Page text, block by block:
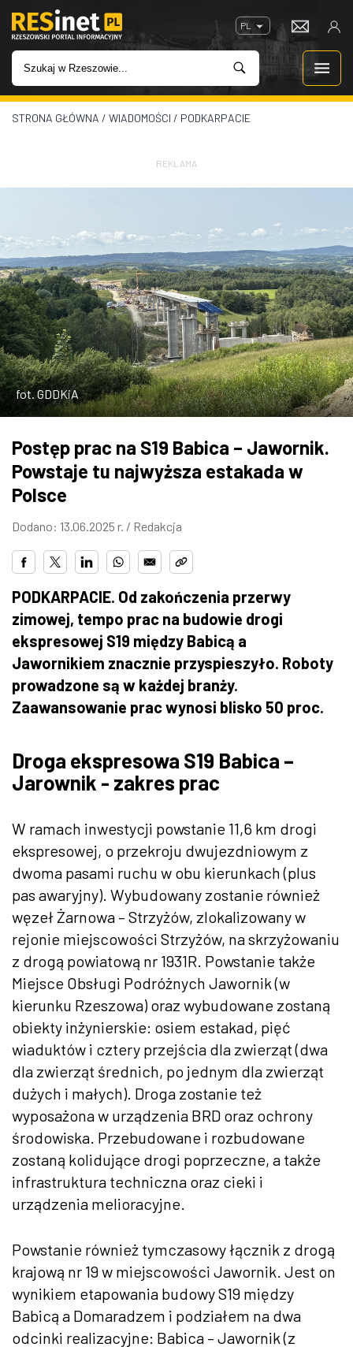
PL
WIADOMOŚCI
ROZRYWKA
W KINACH
GASTRONOMIA
ZDJĘCIA
W RZESZOWIE
STRONA GŁÓWNA / WIADOMOŚCI / PODKARPACIE
REKLAMA
fot. GDDKiA
Postęp prac na S19 Babica – Jawornik.
Powstaje tu najwyższa estakada w
Polsce
Dodano: 13.06.2025 r. / Redakcja
PODKARPACIE. Od zakończenia przerwy
zimowej, tempo prac na budowie drogi
ekspresowej S19 między Babicą a
Jawornikiem znacznie przyspieszyło. Roboty
prowadzone są w każdej branży.
Zaawansowanie prac wynosi blisko 50 proc.
Droga ekspresowa S19 Babica –
Jarownik - zakres prac
W ramach inwestycji powstanie 11,6 km drogi
ekspresowej, o przekroju dwujezdniowym z
dwoma pasami ruchu w obu kierunkach (plus
pas awaryjny). Wybudowany zostanie również
węzeł Żarnowa – Strzyżów, zlokalizowany w
rejonie miejscowości Strzyżów, na skrzyżowaniu
z drogą powiatową nr 1931R. Powstanie także
Miejsce Obsługi Podróżnych Jawornik (w
kierunku Rzeszowa) oraz wybudowane zostaną
obiekty inżynierskie: osiem estakad, pięć
wiaduktów i cztery przejścia dla zwierząt (dwa
dla zwierząt średnich, po jednym dla zwierząt
dużych i małych). Droga zostanie też
wyposażona w urządzenia BRD oraz ochrony
środowiska. Przebudowane i rozbudowane
zostaną kolidujące drogi poprzeczne, a także
infrastruktura techniczna oraz cieki i
urządzenia melioracyjne.
Powstanie również tymczasowy łącznik z drogą
krajową nr 19 w miejscowości Jawornik. Jest on
wynikiem etapowania budowy S19 między
Babicą a Domaradzem i podziałem na dwa
odcinki realizacyjne: Babica – Jawornik (z